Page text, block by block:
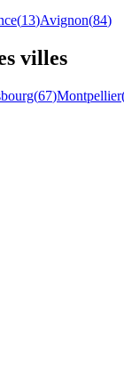
(13)Avignon(84)
villes
(67)Montpellier